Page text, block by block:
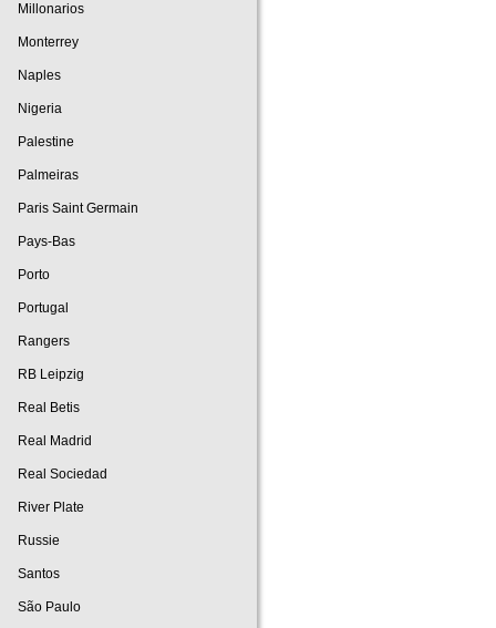
Millonarios
Monterrey
Naples
Nigeria
Palestine
Palmeiras
Paris Saint Germain
Pays-Bas
Porto
Portugal
Rangers
RB Leipzig
Real Betis
Real Madrid
Real Sociedad
River Plate
Russie
Santos
São Paulo